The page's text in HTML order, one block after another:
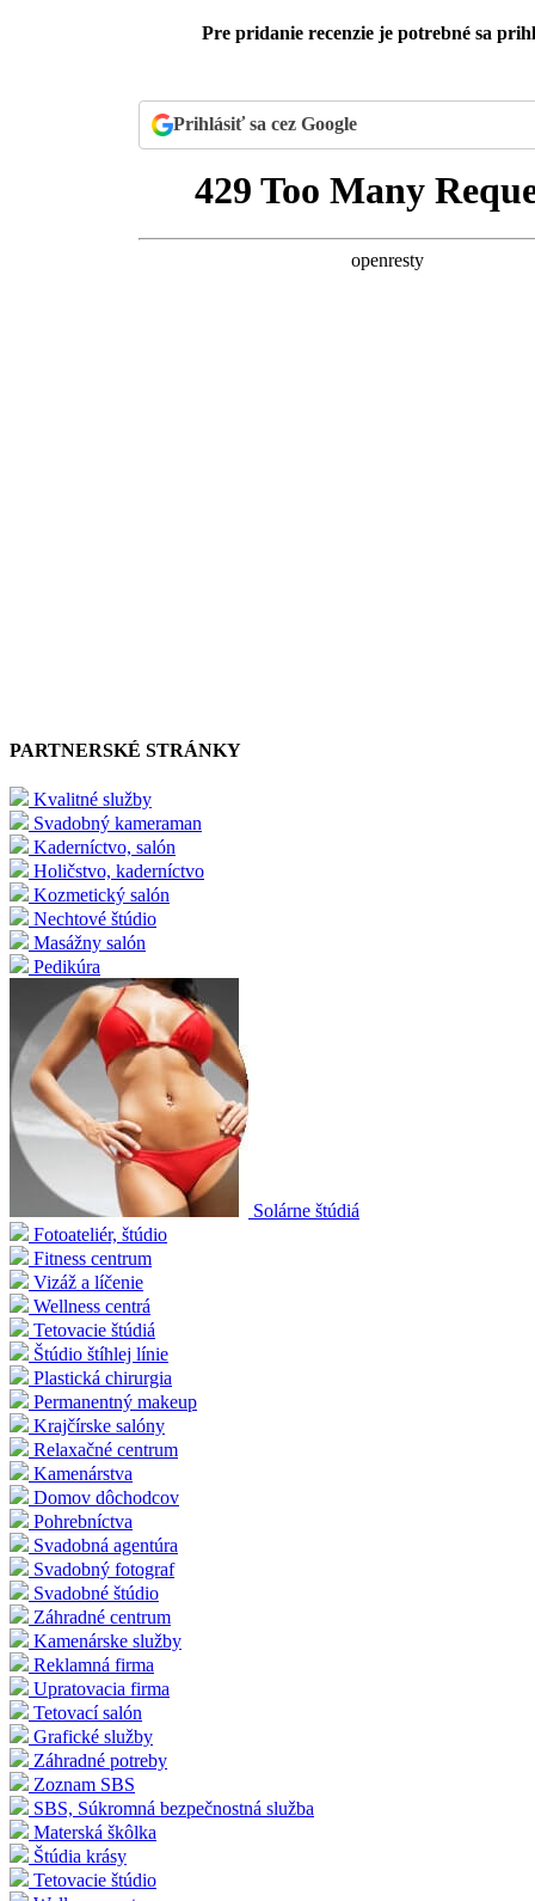
Pre pridanie recenzie je potrebné sa
Prihlásiť sa cez Google
PARTNERSKÉ STRÁNKY
Kvalitné služby
Svadobný kameraman
Kaderníctvo, salón
Holičstvo, kaderníctvo
Kozmetický salón
Nechtové štúdio
Masážny salón
Pedikúra
Solárne štúdiá
Fotoateliér, štúdio
Fitness centrum
Vizáž a líčenie
Wellness centrá
Tetovacie štúdiá
Štúdio štíhlej línie
Plastická chirurgia
Permanentný makeup
Krajčírske salóny
Relaxačné centrum
Kamenárstva
Domov dôchodcov
Pohrebníctva
Svadobná agentúra
Svadobný fotograf
Svadobné štúdio
Záhradné centrum
Kamenárske služby
Reklamná firma
Upratovacia firma
Tetovací salón
Grafické služby
Záhradné potreby
Zoznam SBS
SBS, Súkromná bezpečnostná služba
Materská škôlka
Štúdia krásy
Tetovacie štúdio